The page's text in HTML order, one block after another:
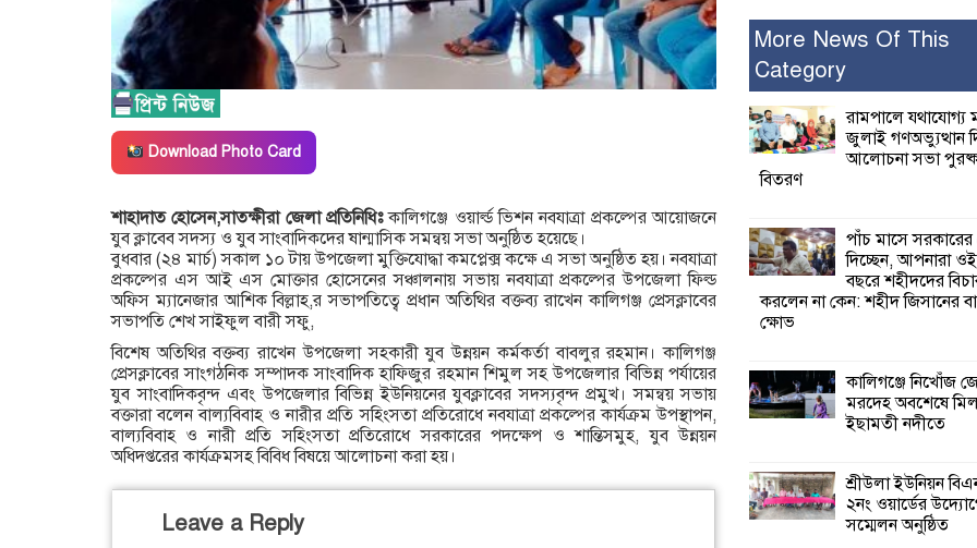
Download Photo Card
শাহাদাত হোসেন,সাতক্ষীরা জেলা প্রতিনিধিঃকালিগঞ্জে ওয়ার্ল্ড ভিশন নবযাত্রা প্রকল্পের আয়োজনে
যুব ক্লাবেব সদস্য ও যুব সাংবাদিকদের ষান্মাসিক সমন্বয় সভা অনুষ্ঠিত হয়েছে।
বুধবার (২৪ মার্চ) সকাল ১০ টায় উপজেলা মুক্তিযোদ্ধা কমপ্লেক্স কক্ষে এ সভা অনুষ্ঠিত হয়। নবযাত্রা
প্রকল্পের এস আই এস মোক্তার হোসেনের সঞ্চালনায় সভায় নবযাত্রা প্রকল্পের উপজেলা ফিল্ড
অফিস ম্যানেজার আশিক বিল্লাহ,র সভাপতিত্বে প্রধান অতিথির বক্তব্য রাখেন কালিগঞ্জ প্রেসক্লাবের
সভাপতি শেখ সাইফুল বারী সফু,
বিশেষ অতিথির বক্তব্য রাখেন উপজেলা সহকারী যুব উন্নয়ন কর্মকর্তা বাবলুর রহমান। কালিগঞ্জ
প্রেসক্লাবের সাংগঠনিক সম্পাদক সাংবাদিক হাফিজুর রহমান শিমুল সহ উপজেলার বিভিন্ন পর্যায়ের
যুব সাংবাদিকবৃন্দ এবং উপজেলার বিভিন্ন ইউনিয়নের যুবক্লাবের সদস্যবৃন্দ প্রমুখ। সমন্বয় সভায়
বক্তারা বলেন বাল্যবিবাহ ও নারীর প্রতি সহিংসতা প্রতিরোধে নবযাত্রা প্রকল্পের কার্যক্রম উপস্থাপন,
বাল্যবিবাহ ও নারী প্রতি সহিংসতা প্রতিরোধে সরকারের পদক্ষেপ ও শান্তিসমুহ, যুব উন্নয়ন
অধিদপ্তরের কার্যক্রমসহ বিবিধ বিষয়ে আলোচনা করা হয়।
Leave a Reply
করলেন না কেন: শহীদ জিসানের
ক্ষোভ
কালিগঞ্জে নিখোঁজ
মরদেহ অবশেষে
ইছামতী নদীতে
২নং ওয়ার্ডের
কর্মী সম্মেলন
শ্যামনগরে জলবায়ু
শিখন ও অভিজ্ঞতা বিনিময় সভা
শ্যামনগরে বনবিভাগ
মতবিনিময় সভা
শ্যামনগরে সুপেয়
More News Of This
Category
রামপালে যথাযোগ্য
জুলাই গণঅভ্যুত্থান
আলোচনা সভা
বিতরণ
পাঁচ মাসে
দিচ্ছেন, আপনারা
বছরে শহীদদের
করলেন না কেন: শহীদ জিসানের
ক্ষোভ
কালিগঞ্জে নিখোঁজ
মরদেহ অবশেষে
ইছামতী নদীতে
শ্রীউলা ইউনিয়ন
২নং ওয়ার্ডের
সম্মেলন অনুষ্ঠিত